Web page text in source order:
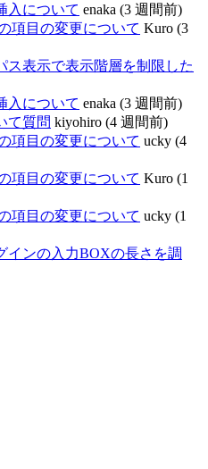
入について enaka (3 週間前)
項目の変更について Kuro (3
ス表示で表示階層を制限した
入について enaka (3 週間前)
て質問 kiyohiro (4 週間前)
項目の変更について ucky (4
項目の変更について Kuro (1
項目の変更について ucky (1
インの入力BOXの長さを調